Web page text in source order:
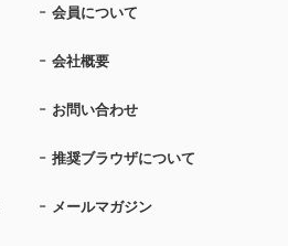
会員について
会社概要
お問い合わせ
推奨ブラウザについて
メールマガジン